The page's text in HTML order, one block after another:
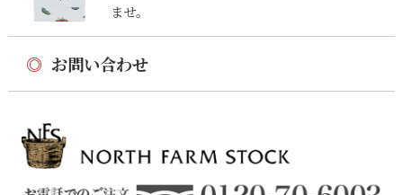
ませ。
◎ お問い合わせ